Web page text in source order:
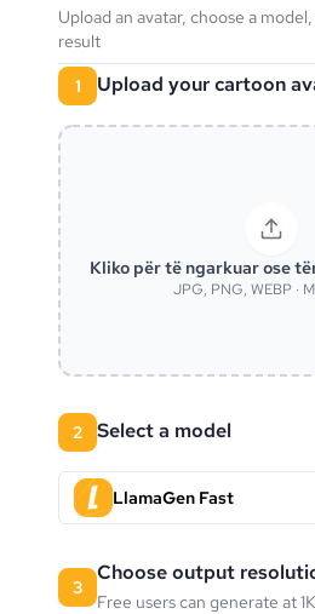
Upload an avatar, choose a
result
1 Upload your cartoon
Kliko për të ngarkuar ose
JPG, PNG, WEBP ·
2 Select a model
LlamaGen Fast
3
Choose output
Free users can generate at 1K